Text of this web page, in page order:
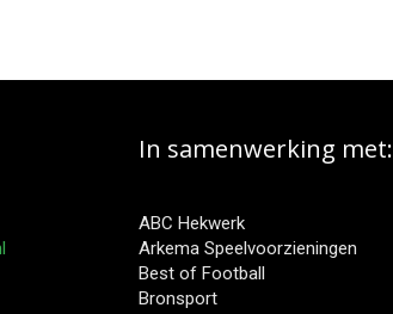
In samenwerking met:
ABC Hekwerk
Arkema Speelvoorzieningen
Best of Football
Bronsport